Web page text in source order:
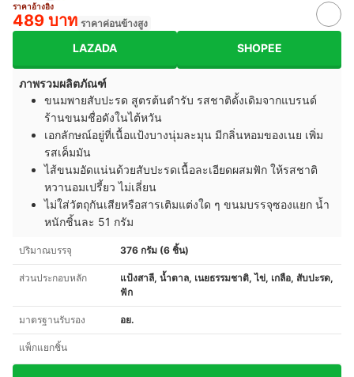
ราคาอ้างอิง
489 บาท ราคาค่อนข้างสูง
LAZADA SHOPEE
ภาพรวมผลิตภัณฑ์
ขนมพายสับปะรด สูตรต้นตำรับ รสชาติดั้งเดิมจากแบรนด์
ร้านขนมชื่อดังในไต้หวัน
เอกลักษณ์อยู่ที่เนื้อแป้งบางนุ่มละมุน มีกลิ่นหอมของเนย เพิ่ม
รสเค็มมัน
ไส้ขนมอัดแน่นด้วยสับปะรดเนื้อละเอียดผสมฟัก ให้รสชาติ
หวานอมเปรี้ยว ไม่เลี่ยน
ไม่ใส่วัตถุกันเสียหรือสารเติมแต่งใด ๆ ขนมบรรจุซองแยก น้ำ
หนักชิ้นละ 51 กรัม
ปริมาณบรรจุ 376 กรัม (6 ชิ้น)
ส่วนประกอบหลัก
แป้งสาลี, น้ำตาล, เนยธรรมชาติ, ไข่, เกลือ, สับปะรด,
ฟัก
มาตรฐานรับรอง อย.
แพ็กแยกชิ้น